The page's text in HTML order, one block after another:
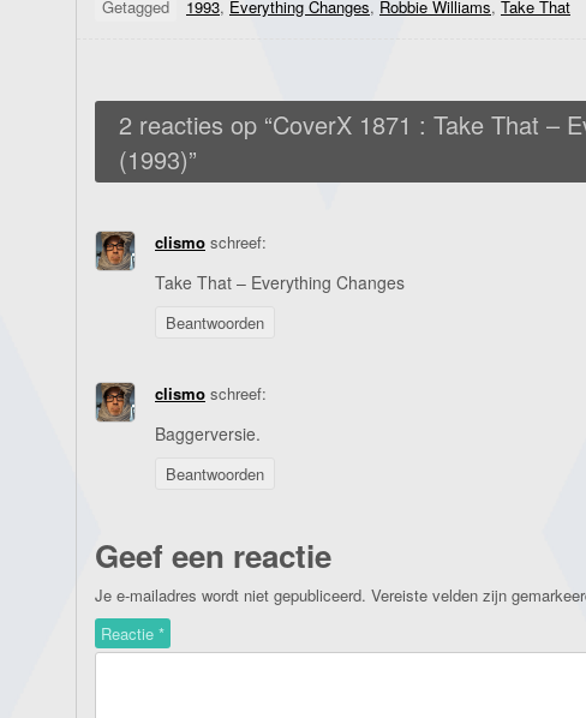
Getagged 1993, Everything Changes, Robbie Williams, Take That
2 reacties op “CoverX 1871 : Take That –
(1993)”
clismo schreef:
Take That – Everything Changes
Beantwoorden
clismo schreef:
Baggerversie.
Beantwoorden
Geef een reactie
Je e-mailadres wordt niet gepubliceerd. Vereiste velden zijn
Reactie *